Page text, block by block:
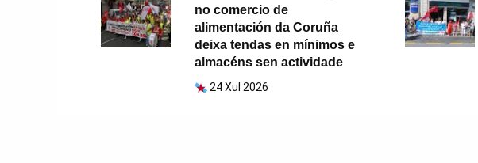
no comercio de
alimentación da Coruña
deixa tendas en mínimos e
almacéns sen actividade
24 Xul 2026